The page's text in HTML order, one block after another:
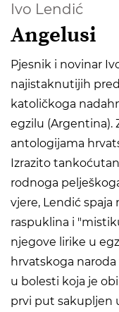
Ivo Lendić
Angelusi
Pjesnik i novinar
najistaknutijih
katoličkoga
egzilu (Argentina).
antologijama
Izrazito
rodnoga
vjere, Lendić
raspuklina i
njegove lirike u
hrvatskoga
u bolesti koja je
prvi put sakupljen